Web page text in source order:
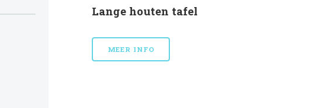
Lange houten tafel
MEER INFO